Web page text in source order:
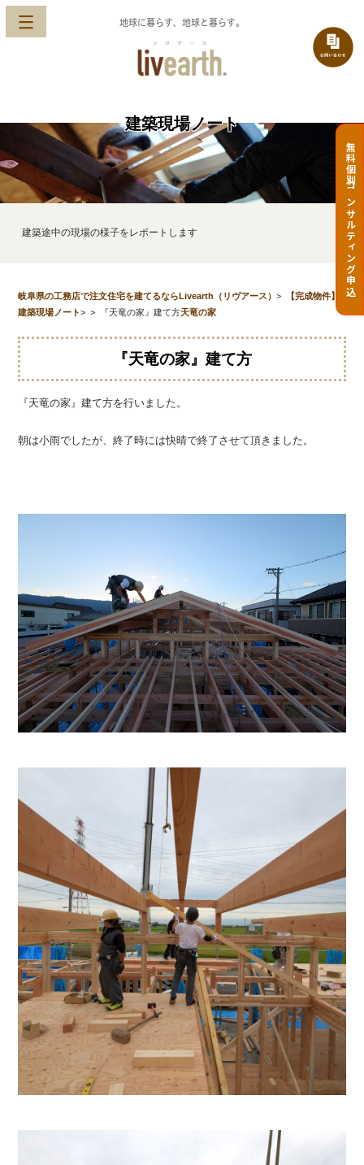
地球に暮らす、地球と暮らす。
無料個別コンサルティング申込
建築現場ノート
建築途中の現場の様子をレポートします
岐阜県の工務店で注文住宅を建てるならLivearth（リヴアース）>
建築現場ノート>
【完成物件】
天竜の家
> 『天竜の家』建て方
『天竜の家』建て方
『天竜の家』建て方を行いました。
朝は小雨でしたが、終了時には快晴で終了させて頂きました。